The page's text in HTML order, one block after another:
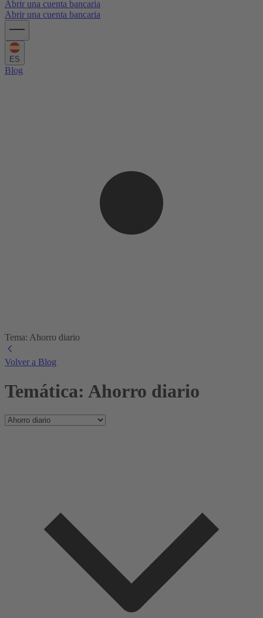
Abrir una cuenta bancaria
Abrir una cuenta bancaria
ES
Blog
Tema: Ahorro diario
Volver a Blog
Temática: Ahorro diario